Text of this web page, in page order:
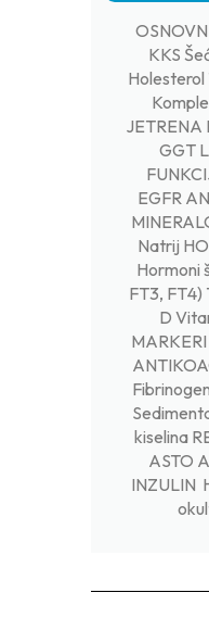
KKS
Holesterol
JETRENA
GGT
EGFR
Natrij
Hormoni
FT3, FT4)
D
kiselina
ASTO
INZULIN